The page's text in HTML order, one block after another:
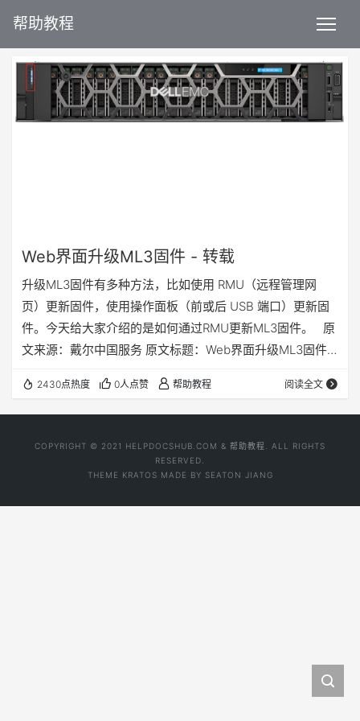
帮助教程
Web界面升级ML3固件 - 转载
升级ML3固件有多种方法，比如使用 RMU（远程管理网
页）更新固件，使用操作面板（前或后 USB 端口）更新固
件。今天给大家介绍的是如何通过RMU更新ML3固件。 原
文来源：戴尔中国服务 原文标题：Web界面升级ML3固件
noqQ7yg 原文快照：Web界面升级ML3固件PDF
2430点热度 0人点赞 帮助教程 阅读全文
COPYRIGHT © 2021 HELPDOCSHUB.COM & 帮助教程. ALL RIGHTS
RESERVED.
THEME KRATOS MADE BY SEATON JIANG